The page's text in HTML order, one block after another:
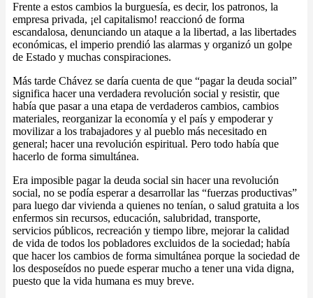
Frente a estos cambios la burguesía, es decir, los patronos, la
empresa privada, ¡el capitalismo! reaccionó de forma
escandalosa, denunciando un ataque a la libertad, a las libertades
económicas, el imperio prendió las alarmas y organizó un golpe
de Estado y muchas conspiraciones.
Más tarde Chávez se daría cuenta de que “pagar la deuda social”
significa hacer una verdadera revolución social y resistir, que
había que pasar a una etapa de verdaderos cambios, cambios
materiales, reorganizar la economía y el país y empoderar y
movilizar a los trabajadores y al pueblo más necesitado en
general; hacer una revolución espiritual. Pero todo había que
hacerlo de forma simultánea.
Era imposible pagar la deuda social sin hacer una revolución
social, no se podía esperar a desarrollar las “fuerzas productivas”
para luego dar vivienda a quienes no tenían, o salud gratuita a los
enfermos sin recursos, educación, salubridad, transporte,
servicios públicos, recreación y tiempo libre, mejorar la calidad
de vida de todos los pobladores excluidos de la sociedad; había
que hacer los cambios de forma simultánea porque la sociedad de
los desposeídos no puede esperar mucho a tener una vida digna,
puesto que la vida humana es muy breve.